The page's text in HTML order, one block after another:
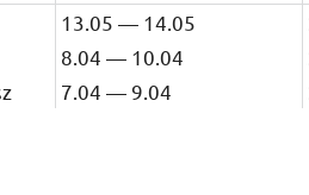
13.05 — 14.05
8.04 — 10.04
7.04 — 9.04